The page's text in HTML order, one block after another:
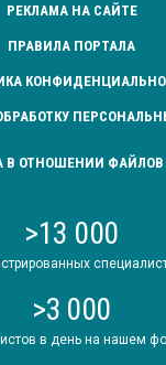
РЕКЛАМА НА САЙТЕ
ПРАВИЛА ПОРТАЛА
В ОТНОШЕНИИ ФАЙЛОВ
>13 000
>3 000
в день на нашем